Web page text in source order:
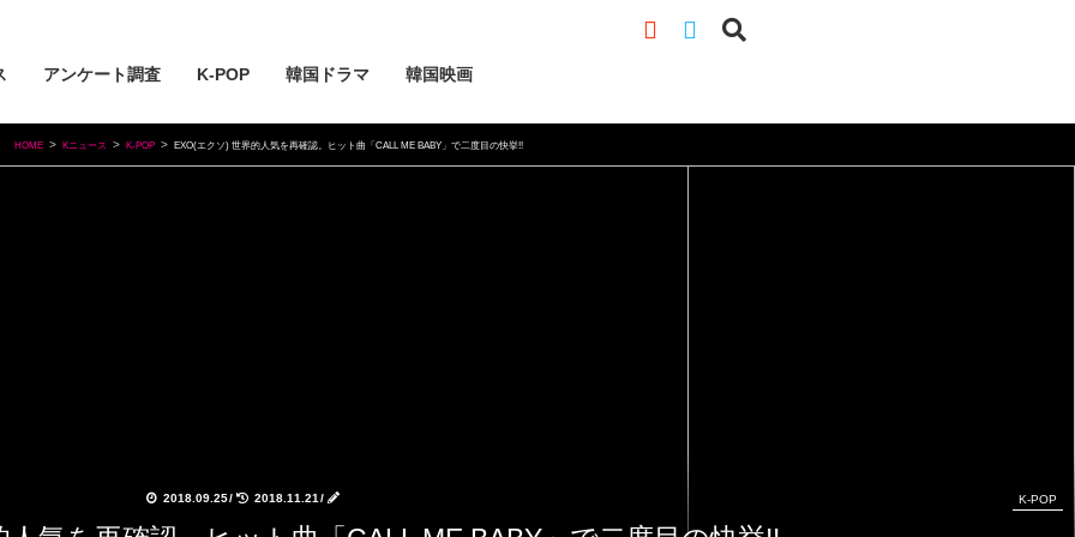
アンケート調査 K-POP 韓国ドラマ 韓国映画
HOME Kニュース K-POP EXO(エクソ) 世界的人気を再確認。ヒット曲「CALL ME BABY」で二度目の快挙!!
2018.09.25/ 2018.11.21 / K-POP